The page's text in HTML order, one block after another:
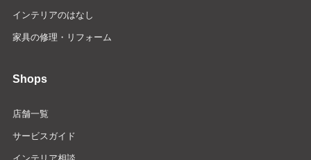
インテリアのはなし
家具の修理・リフォーム
Shops
店舗一覧
サービスガイド